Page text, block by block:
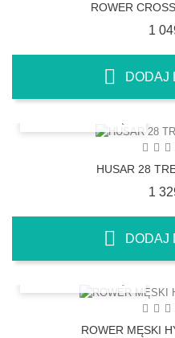
ROWER
1
DODAJ
HUSAR 28
1
DODAJ
ROWER MĘSKI